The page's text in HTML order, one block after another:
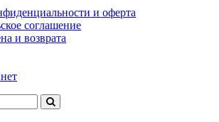
и оферта
соглашение
и возврата